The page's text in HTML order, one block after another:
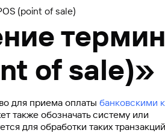
(point of sale)
of sale)»
для приема оплаты банковскими
также обозначать систему или
для обработки таких